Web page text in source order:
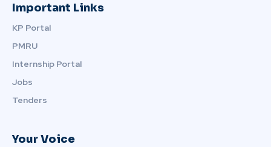
Important Links
KP Portal
PMRU
Internship Portal
Jobs
Tenders
Your Voice